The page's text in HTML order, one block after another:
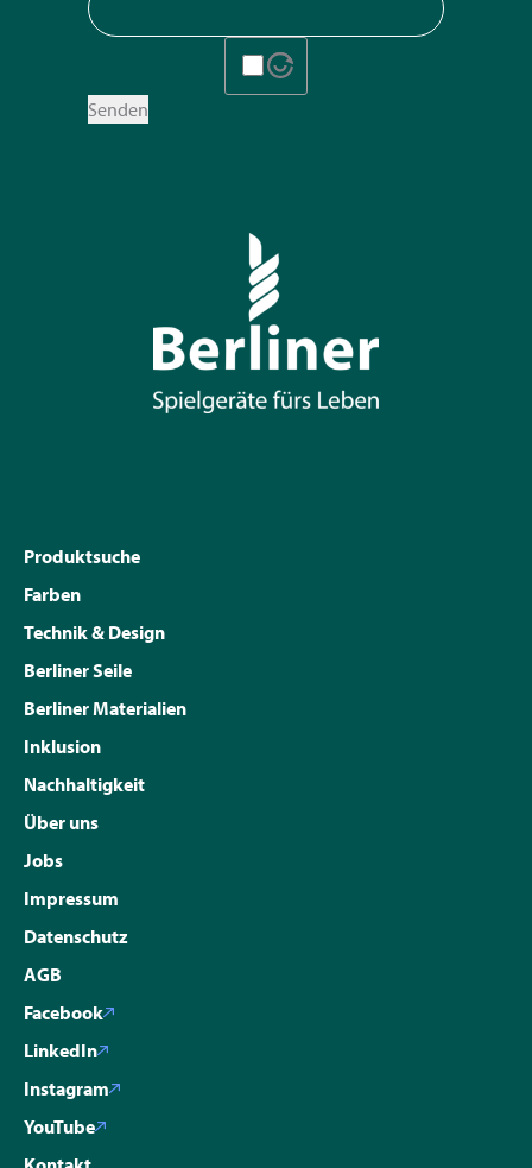
Senden
Produktsuche
Farben
Technik & Design
Berliner Seile
Berliner Materialien
Inklusion
Nachhaltigkeit
Über uns
Jobs
Impressum
Datenschutz
AGB
Facebook
LinkedIn
Instagram
YouTube